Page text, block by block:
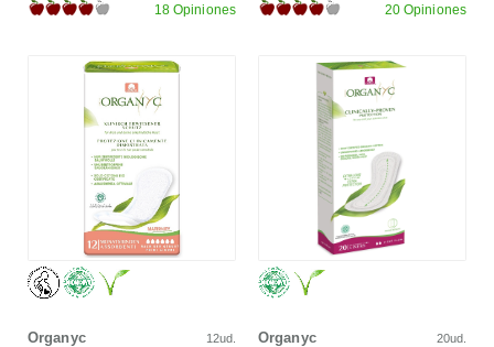
18 Opiniones 20 Opiniones
Organyc 12ud. Organyc 20ud.